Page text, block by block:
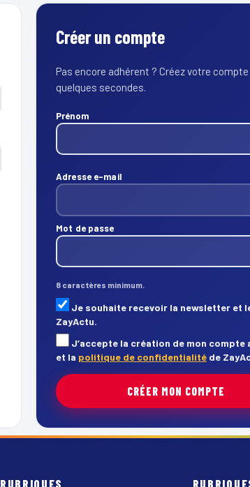
Créer un compte
Pas encore adhérent ? Créez votre
quelques secondes.
Prénom
Adresse e-mail
Mot de passe
8 caractères minimum.
Je souhaite recevoir la newsletter et
ZayActu.
J’accepte la création de mon compte
et la politique de confidentialité de
CRÉER MON COMPTE
RUBRIQUES